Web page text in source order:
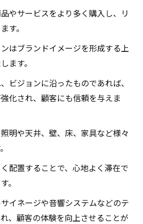
やサービスをより多く購入し、リ
す。
はブランドイメージを形成する上
ます。
ビジョンに沿ったものであれば、
化され、顧客にも信頼を与えま
明や天井、壁、床、家具など様々
配置することで、心地よく滞在で
。
イネージや音響システムなどのテ
、顧客の体験を向上させることが